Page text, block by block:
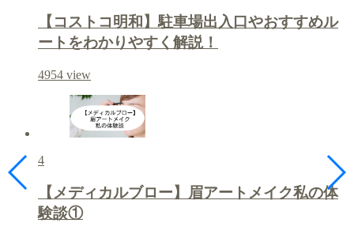
【コストコ明和】駐車場出入口やおすすめル
ートをわかりやすく解説！
4954 view
4
【メディカルブロー】眉アートメイク私の体
験談①